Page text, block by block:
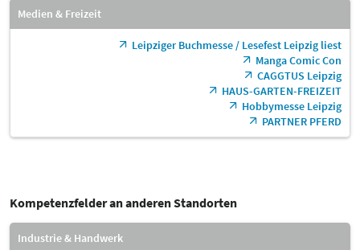
Medien & Freizeit
Leipziger Buchmesse / Lesefest Leipzig liest
Manga Comic Con
CAGGTUS Leipzig
HAUS-GARTEN-FREIZEIT
Hobbymesse Leipzig
PARTNER PFERD
Kompetenzfelder an anderen Standorten
Industrie & Handwerk